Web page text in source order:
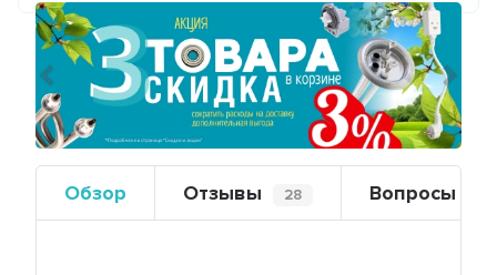
Предыдущий
Обзор Отзывы 28 Вопросы